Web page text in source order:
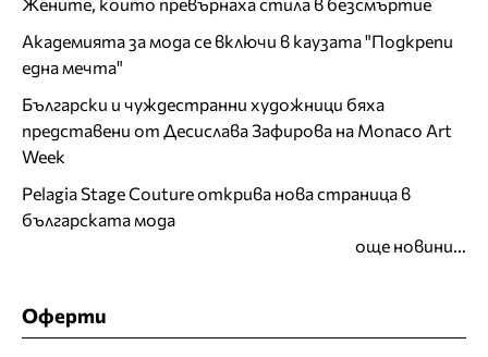
Академията за мода се включи в каузата "Подкрепи
една мечта"
Български и чуждестранни художници бяха
представени от Десислава Зафирова на Monaco Art
Week
Pelagia Stage Couture открива нова страница в
българската мода
още новини...
Оферти